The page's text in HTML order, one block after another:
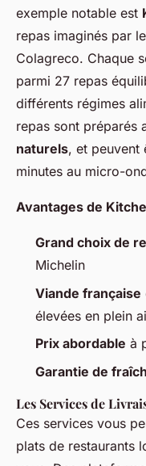
exemple notable est
repas imaginés par
Colagreco. Chaque
parmi 27 repas
différents régimes
repas sont préparés
naturels, et peuvent
minutes au micro-
Avantages de
Grand choix de
Michelin
Viande française
élevées en plein
Prix abordable à
Garantie de
Les Services de
Ces services vous
plats de restaurants